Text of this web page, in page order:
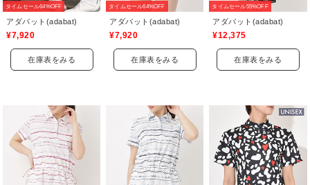
タイムセール64%OFF
アダバット(adabat)
¥7,920
在庫表をみる
タイムセール64%OFF
アダバット(adabat)
¥7,920
在庫表をみる
タイムセール55%OFF
アダバット(adabat)
¥12,375
在庫表をみる